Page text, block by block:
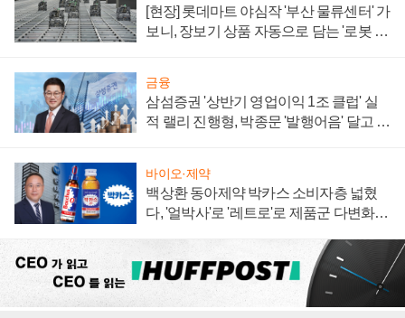
[현장] 롯데마트 야심작 '부산 물류센터' 가
보니, 장보기 상품 자동으로 담는 '로봇 40
금융
삼섬증권 '상반기 영업이익 1조 클럽' 실
적 랠리 진행형, 박종문 '발행어음' 달고 연
바이오·제약
백상환 동아제약 박카스 소비자층 넓혔
다, '얼박사'로 '레트로'로 제품군 다변화